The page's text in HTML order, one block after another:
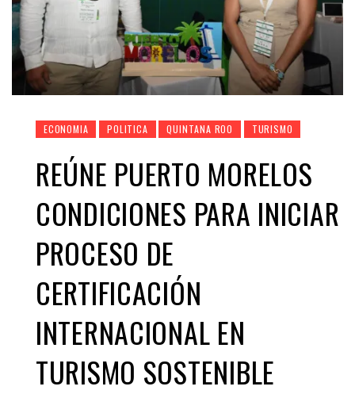
ECONOMIA POLITICA QUINTANA ROO TURISMO
REÚNE PUERTO MORELOS
CONDICIONES PARA INICIAR
PROCESO DE
CERTIFICACIÓN
INTERNACIONAL EN
TURISMO SOSTENIBLE